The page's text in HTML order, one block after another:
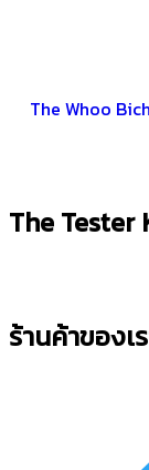
The Whoo
The Tester
ร้านค้าของเ